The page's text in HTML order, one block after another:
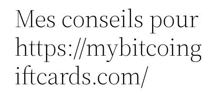
Mes conseils pour
https://mybitcoing
iftcards.com/